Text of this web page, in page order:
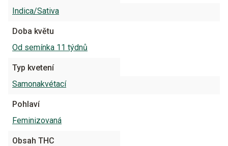
Indica/Sativa
Doba květu
Od semínka 11 týdnů
Typ kvetení
Samonakvétací
Pohlaví
Feminizovaná
Obsah THC